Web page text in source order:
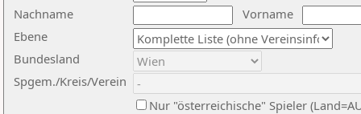
Nachname
Vorname
Ebene
Bundesland
Spgem./Kreis/Verein
Nur "österreichische" Spieler